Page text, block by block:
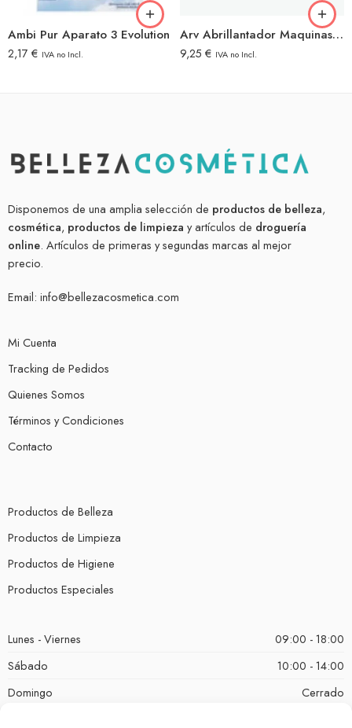
Ambi Pur Aparato 3 Evolution
2,17 € IVA no Incl.
Arv Abrillantador Maquinas Lavavajillas 5L
9,25 € IVA no Incl.
Disponemos de una amplia selección de productos de belleza,
cosmética, productos de limpieza y artículos de droguería
online. Artículos de primeras y segundas marcas al mejor
precio.
Email: info@bellezacosmetica.com
Mi Cuenta
Tracking de Pedidos
Quienes Somos
Términos y Condiciones
Contacto
Productos de Belleza
Productos de Limpieza
Productos de Higiene
Productos Especiales
Lunes - Viernes
09:00 - 18:00
Sábado
10:00 - 14:00
Domingo
Cerrado